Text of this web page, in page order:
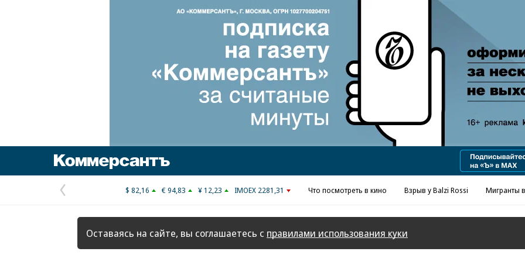
Реклама в «Ъ» www.kommersant.ru/ad
Предыдущая
страница
$ 82,16 € 94,83 ¥ 12,23 IMOEX 2281,31 Что посмотреть в кино Взрыв у Balzi Rossi Мигранты
Оставаясь на сайте, вы соглашаетесь с правилами использования куки